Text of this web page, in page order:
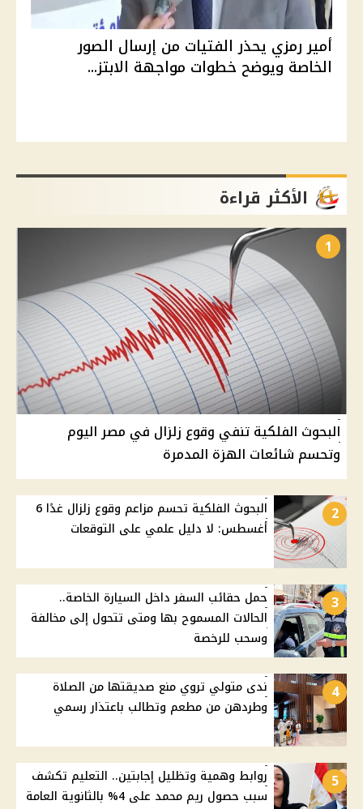
أمير رمزي يحذر الفتيات من إرسال الصور
الخاصة ويوضح خطوات مواجهة الابتز...
الأكثر قراءة
1
البحوث الفلكية تنفي وقوع زلزال في مصر اليوم
وتحسم شائعات الهزة المدمرة
2
البحوث الفلكية تحسم مزاعم وقوع زلزال غدًا 6
أغسطس: لا دليل علمي على التوقعات
3
حمل حقائب السفر داخل السيارة الخاصة..
الحالات المسموح بها ومتى تتحول إلى مخالفة
وسحب للرخصة
4
ندى متولي تروي منع صديقتها من الصلاة
وطردهن من مطعم وتطالب باعتذار رسمي
5
روابط وهمية وتظليل إجابتين.. التعليم تكشف
سبب حصول ريم محمد على 4% بالثانوية العامة